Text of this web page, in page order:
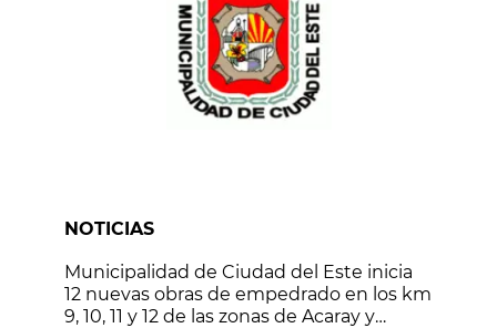
NOTICIAS
Municipalidad de Ciudad del Este inicia
12 nuevas obras de empedrado en los km
9, 10, 11 y 12 de las zonas de Acaray y